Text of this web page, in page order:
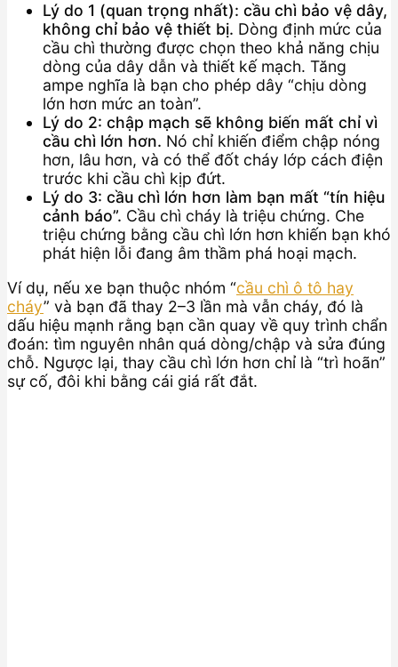
Lý do 1 (quan trọng nhất): cầu chì bảo vệ dây,
không chỉ bảo vệ thiết bị. Dòng định mức của
cầu chì thường được chọn theo khả năng chịu
dòng của dây dẫn và thiết kế mạch. Tăng
ampe nghĩa là bạn cho phép dây “chịu dòng
lớn hơn mức an toàn”.
Lý do 2: chập mạch sẽ không biến mất chỉ vì
cầu chì lớn hơn. Nó chỉ khiến điểm chập nóng
hơn, lâu hơn, và có thể đốt cháy lớp cách điện
trước khi cầu chì kịp đứt.
Lý do 3: cầu chì lớn hơn làm bạn mất “tín hiệu
cảnh báo”. Cầu chì cháy là triệu chứng. Che
triệu chứng bằng cầu chì lớn hơn khiến bạn khó
phát hiện lỗi đang âm thầm phá hoại mạch.
Ví dụ, nếu xe bạn thuộc nhóm “cầu chì ô tô hay
cháy” và bạn đã thay 2–3 lần mà vẫn cháy, đó là
dấu hiệu mạnh rằng bạn cần quay về quy trình chẩn
đoán: tìm nguyên nhân quá dòng/chập và sửa đúng
chỗ. Ngược lại, thay cầu chì lớn hơn chỉ là “trì hoãn”
sự cố, đôi khi bằng cái giá rất đắt.